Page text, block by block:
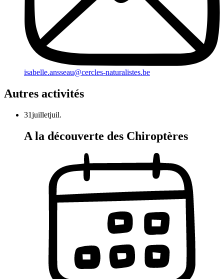
isabelle.ansseau@cercles-naturalistes.be
Autres activités
31juilletjuil.
A la découverte des Chiroptères